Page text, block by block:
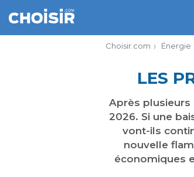
Choisir.com Énergie
LES
Après plusieurs
2026. Si une
vont-ils
nouvelle
économiques